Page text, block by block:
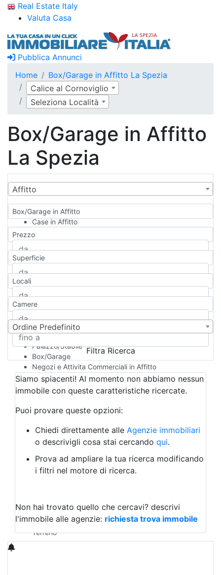
Real Estate Italy
Valuta Casa
Pubblica Annunci
Home
Box/Garage in Affitto La Spezia
Calice al Cornoviglio
Seleziona Località
Box/Garage in Affitto
La Spezia
Affitto
Box/Garage in Affitto
Case in Affitto
Qualsiasi
Appartamento
Casa indipendente
Casa Semi-indipendente
Attico/Mansarda
Rustico/Casale
Camera d'Albergo
Multiproprietà
Palazzo/Stabile
Box/Garage
Negozi e Attivita Commerciali in Affitto
Qualsiasi
Attività/Licenza Commerciale
Azienda Agricola
Bar/Ristorante
Albergo
Laboratorio Artigianale
Negozio/locale commerciale
Agriturismo
Magazzini
Qualsiasi
Terreno edificabile
Terreno
Prezzo
Superficie
Locali
Camere
Ordine Predefinito
Filtra Ricerca
Siamo spiacenti! Al momento non abbiamo nessun
immobile con queste caratteristiche ricercate.
Puoi provare queste opzioni:
Chiedi direttamente alle Agenzie immobiliari
o descrivigli cosa stai cercando qui.
Prova ad ampliare la tua ricerca modificando
i filtri nel motore di ricerca.
Non hai trovato quello che cercavi? descrivi
l'immobile alle agenzie: richiesta trova immobile